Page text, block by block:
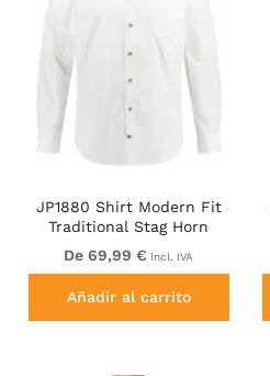
JP1880 Shirt Modern Fit
Traditional Stag Horn
White
De 69,99 € incl. IVA
Añadir al carrito